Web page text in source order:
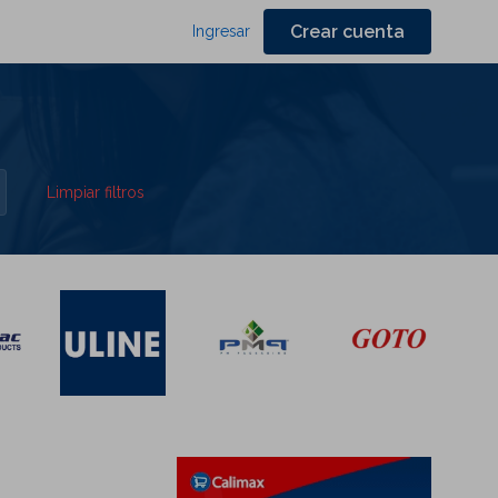
Ingresar Crear cuenta
Limpiar filtros